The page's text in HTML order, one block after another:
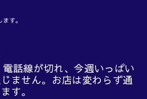
す。
話線が切れ、今週いっぱい
ません。お店は変わらず通
す。